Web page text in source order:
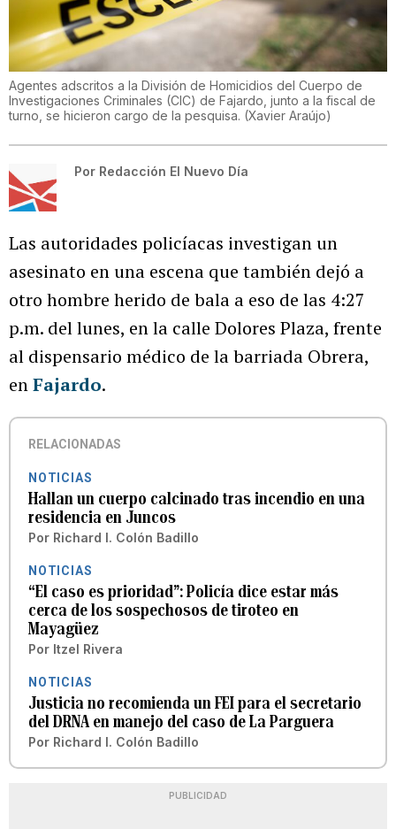
Agentes adscritos a la División de Homicidios del Cuerpo de
Investigaciones Criminales (CIC) de Fajardo, junto a la fiscal de
turno, se hicieron cargo de la pesquisa. (Xavier Araújo)
Por Redacción El Nuevo Día
Las autoridades policíacas investigan un
asesinato en una escena que también dejó a
otro hombre herido de bala a eso de las 4:27
p.m. del lunes, en la calle Dolores Plaza, frente
al dispensario médico de la barriada Obrera,
enFajardo.
RELACIONADAS
NOTICIAS
Hallan un cuerpo calcinado tras incendio en una
residencia en Juncos
Por Richard I. Colón Badillo
NOTICIAS
“El caso es prioridad”: Policía dice estar más
cerca de los sospechosos de tiroteo en
Mayagüez
Por Itzel Rivera
NOTICIAS
Justicia no recomienda un FEI para el secretario
del DRNA en manejo del caso de La Parguera
Por Richard I. Colón Badillo
PUBLICIDAD